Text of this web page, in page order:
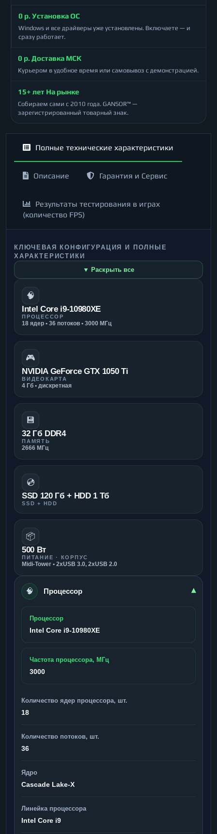
0 р. Установка ОС
Windows и все драйверы уже установлены. Включаете — и
сразу работает.
0 р. Доставка МСК
Курьером в удобное время или самовывоз с демонстрацией.
15+ лет На рынке
Собираем сами с 2010 года. GANSOR™ —
зарегистрированный товарный знак.
Полные технические характеристики
Описание Гарантия и Сервис
Результаты тестирования в играх
(количество FPS)
КЛЮЧЕВАЯ КОНФИГУРАЦИЯ И ПОЛНЫЕ
ХАРАКТЕРИСТИКИ
▼ Раскрыть все
🧠
Intel Core i9-10980XE
ПРОЦЕССОР
18 ядер • 36 потоков • 3000 МГц
🎮
NVIDIA GeForce GTX 1050 Ti
ВИДЕОКАРТА
4 Гб • дискретная
💾
32 Гб DDR4
ПАМЯТЬ
2666 МГц
💿
SSD 120 Гб + HDD 1 Тб
SSD + HDD
📦
500 Вт
ПИТАНИЕ · КОРПУС
Midi-Tower • 2xUSB 3.0, 2xUSB 2.0
🧠 Процессор ▾
Процессор
Intel Core i9-10980XE
Частота процессора, МГц
3000
Количество ядер процессора, шт.
18
Количество потоков, шт.
36
Ядро
Cascade Lake-X
Линейка процессора
Intel Core i9